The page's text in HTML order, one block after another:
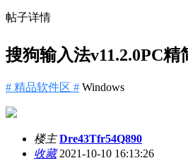
帖子详情
搜狗输入法v11.2.0PC精
# 精品软件区 # Windows
楼主 Dre43Tfr54Q890
收藏2021-10-10 16:13:26